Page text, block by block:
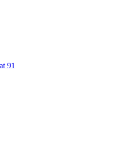
91